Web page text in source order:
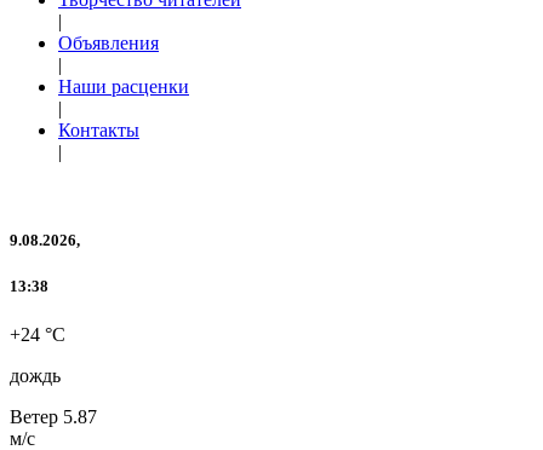
|
Объявления
|
Наши расценки
|
Контакты
|
9.08.2026,
13:38
+24 °C
дождь
Ветер 5.87
м/с